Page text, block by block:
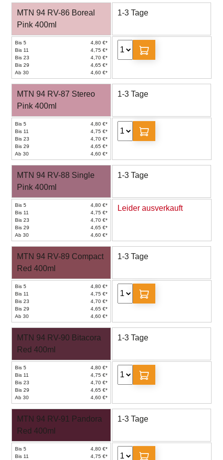
MTN 94 RV-86 Boreal
Pink 400ml
1-3 Tage
Bis 5
4,80 €*
Bis 11
4,75 €*
Bis 23
4,70 €*
Bis 29
4,65 €*
Ab 30
4,60 €*
MTN 94 RV-87 Stereo
Pink 400ml
1-3 Tage
Bis 5
4,80 €*
Bis 11
4,75 €*
Bis 23
4,70 €*
Bis 29
4,65 €*
Ab 30
4,60 €*
MTN 94 RV-88 Single
Pink 400ml
1-3 Tage
Bis 5
4,80 €*
Bis 11
4,75 €*
Bis 23
4,70 €*
Bis 29
4,65 €*
Ab 30
4,60 €*
Leider ausverkauft
MTN 94 RV-89 Compact
Red 400ml
1-3 Tage
Bis 5
4,80 €*
Bis 11
4,75 €*
Bis 23
4,70 €*
Bis 29
4,65 €*
Ab 30
4,60 €*
MTN 94 RV-90 Bitacora
Red 400ml
1-3 Tage
Bis 5
4,80 €*
Bis 11
4,75 €*
Bis 23
4,70 €*
Bis 29
4,65 €*
Ab 30
4,60 €*
MTN 94 RV-91 Pandora
Red 400ml
1-3 Tage
Bis 5
4,80 €*
Bis 11
4,75 €*